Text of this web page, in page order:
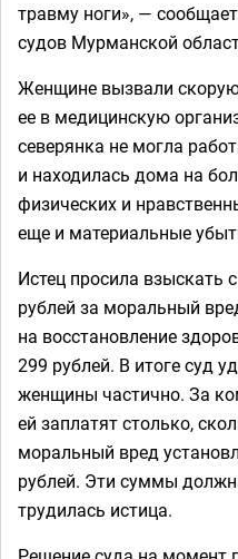
травму ноги», —
судов Мурманской
Женщине вызвали
ее в медицинскую
северянка не могла
и находилась дома на
физических и
еще и материальные
Истец просила взыскать
рублей за моральный
на восстановление
299 рублей. В итоге суд
женщины частично. За
ей заплатят столько,
моральный вред
рублей. Эти суммы
трудилась истица.